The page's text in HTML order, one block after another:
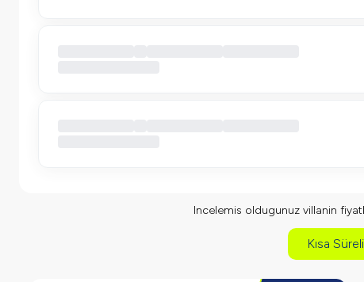
Incelemis oldugunuz villanin
Kısa